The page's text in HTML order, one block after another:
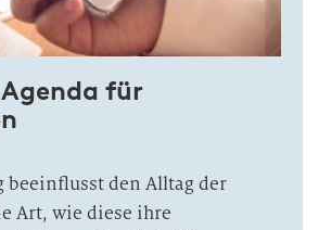
für
den Alltag der
Art, wie diese ihre